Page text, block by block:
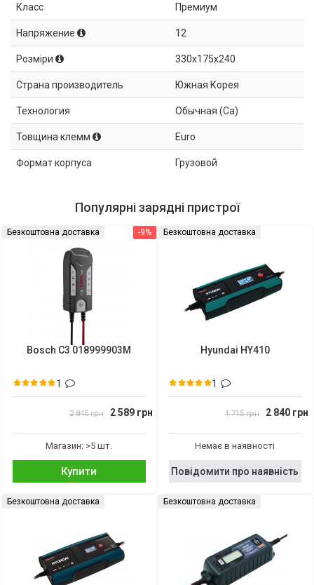
Класс Премиум
Напряжение 12
Розміри 330x175x240
Страна производитель Южная Корея
Технология Обычная (Ca)
Товщина клемм Euro
Формат корпуса Грузовой
Популярні зарядні пристрої
-9%
Безкоштовна доставка
Bosch C3 018999903M
1
2 845 грн 2 589 грн
Магазин: >5 шт.
Купити
Безкоштовна доставка
Hyundai HY410
1
1 715 грн 2 840 грн
Немає в наявності
Повідомити про наявність
Безкоштовна доставка Безкоштовна доставка